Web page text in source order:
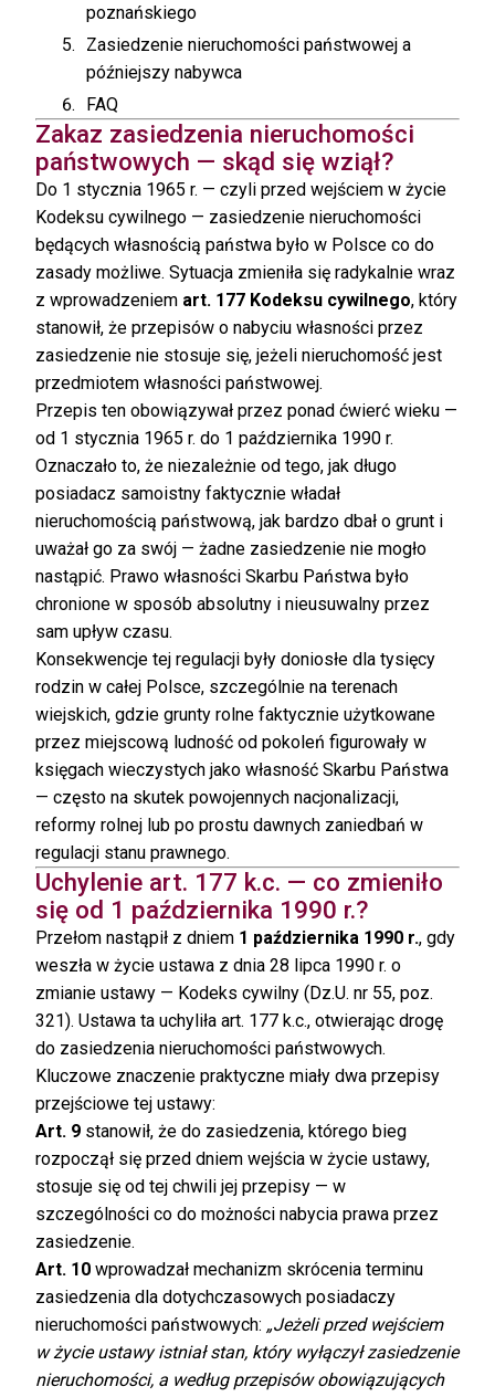
poznańskiego
Zasiedzenie nieruchomości państwowej a
późniejszy nabywca
FAQ
Zakaz zasiedzenia nieruchomości
państwowych — skąd się wziął?
Do 1 stycznia 1965 r. — czyli przed wejściem w życie
Kodeksu cywilnego — zasiedzenie nieruchomości
będących własnością państwa było w Polsce co do
zasady możliwe. Sytuacja zmieniła się radykalnie wraz
z wprowadzeniem art. 177 Kodeksu cywilnego, który
stanowił, że przepisów o nabyciu własności przez
zasiedzenie nie stosuje się, jeżeli nieruchomość jest
przedmiotem własności państwowej.
Przepis ten obowiązywał przez ponad ćwierć wieku —
od 1 stycznia 1965 r. do 1 października 1990 r.
Oznaczało to, że niezależnie od tego, jak długo
posiadacz samoistny faktycznie władał
nieruchomością państwową, jak bardzo dbał o grunt i
uważał go za swój — żadne zasiedzenie nie mogło
nastąpić. Prawo własności Skarbu Państwa było
chronione w sposób absolutny i nieusuwalny przez
sam upływ czasu.
Konsekwencje tej regulacji były doniosłe dla tysięcy
rodzin w całej Polsce, szczególnie na terenach
wiejskich, gdzie grunty rolne faktycznie użytkowane
przez miejscową ludność od pokoleń figurowały w
księgach wieczystych jako własność Skarbu Państwa
— często na skutek powojennych nacjonalizacji,
reformy rolnej lub po prostu dawnych zaniedbań w
regulacji stanu prawnego.
Uchylenie art. 177 k.c. — co zmieniło
się od 1 października 1990 r.?
Przełom nastąpił z dniem 1 października 1990 r., gdy
weszła w życie ustawa z dnia 28 lipca 1990 r. o
zmianie ustawy — Kodeks cywilny (Dz.U. nr 55, poz.
321). Ustawa ta uchyliła art. 177 k.c., otwierając drogę
do zasiedzenia nieruchomości państwowych.
Kluczowe znaczenie praktyczne miały dwa przepisy
przejściowe tej ustawy:
Art. 9 stanowił, że do zasiedzenia, którego bieg
rozpoczął się przed dniem wejścia w życie ustawy,
stosuje się od tej chwili jej przepisy — w
szczególności co do możności nabycia prawa przez
zasiedzenie.
Art. 10 wprowadzał mechanizm skrócenia terminu
zasiedzenia dla dotychczasowych posiadaczy
nieruchomości państwowych: „Jeżeli przed wejściem
w życie ustawy istniał stan, który wyłączył zasiedzenie
nieruchomości, a według przepisów obowiązujących